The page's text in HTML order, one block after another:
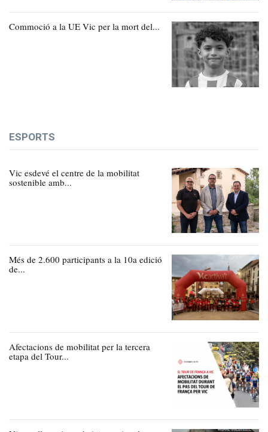
Commoció a la UE Vic per la mort del...
ESPORTS
Vic esdevé el centre de la mobilitat
sostenible amb...
Més de 2.600 participants a la 10a edició
de...
Afectacions de mobilitat per la tercera
etapa del Tour...